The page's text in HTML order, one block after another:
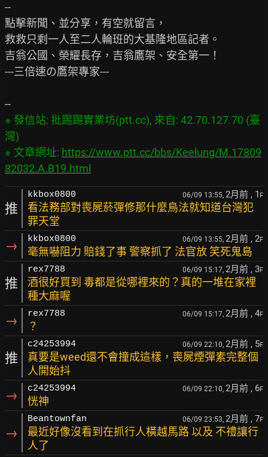
--
點擊新聞、並分享，有空就留言，
救救只剩一人至二人輪班的大基隆地區記者。
吉翁公國、榮耀長存，吉翁鷹架、安全第一！
---三倍速の鷹架專家---
※ 發信站: 批踢踢實業坊(ptt.cc), 來自: 42.70.127.70 (臺
灣)
※ 文章網址: https://www.ptt.cc/bbs/Keelung/M.17809
82032.A.B19.html
推
kkbox0800 06/09 13:55, 2月前 , 1 F
看法務部對喪屍菸彈修那什麼鳥法就知道台灣犯
罪天堂
→ kkbox0800 06/09 13:55, 2月前 , 2F
毫無嚇阻力 賠錢了事 警察抓了 法官放 笑死鬼島
推
rex7788 06/09 15:17, 2月前 , 3F
酒很好買到 毒都是從哪裡來的？真的一堆在家裡
種大麻喔
→ rex7788 06/09 15:17, 2月前 , 4F
？
推
c24253994 06/09 22:10, 2月前 , 5F
真要是weed還不會撞成這樣，喪屍煙彈素完整個
人開始抖
→ c24253994 06/09 22:10, 2月前 , 6F
恍神
→
Beantownfan 06/09 23:53, 2月前 , 7F
最近好像沒看到在抓行人橫越馬路 以及 不禮讓行
人了